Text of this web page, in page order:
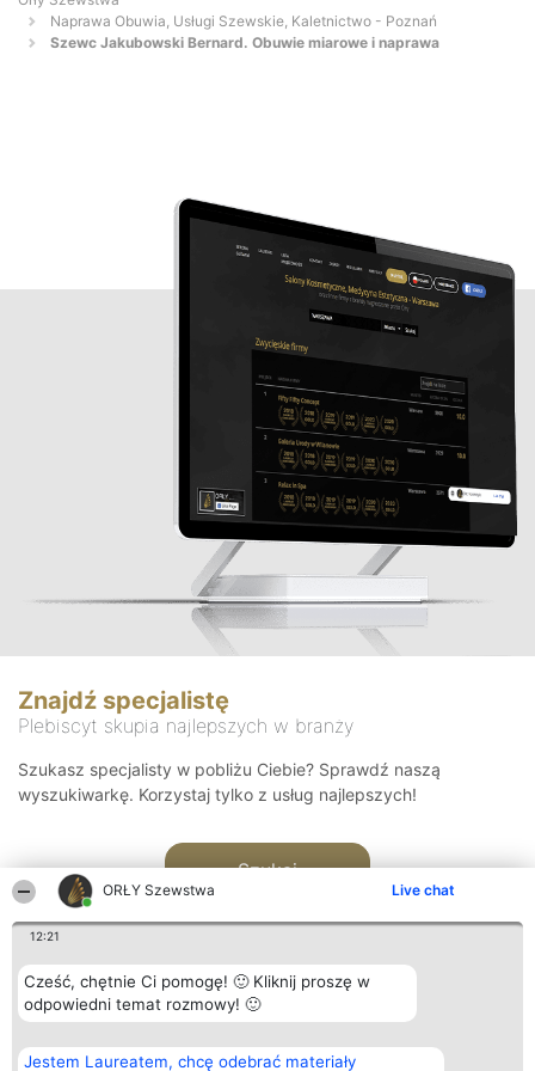
ORŁY Szewstwa Live chat
12:21
Cześć, chętnie Ci pomogę! 🙂 Kliknij proszę w
odpowiedni temat rozmowy! 🙂
Jestem Laureatem, chcę odebrać materiały
Naprawa Obuwia, Usługi Szewskie, Kaletnictwo - Poznań
Szewc Jakubowski Bernard. Obuwie miarowe i naprawa
Znajdź specjalistę
Plebiscyt skupia najlepszych w branży
Szukasz specjalisty w pobliżu Ciebie? Sprawdź naszą
wyszukiwarkę. Korzystaj tylko z usług najlepszych!
Szukaj
Organizator plebiscytu
Bright Side Solutions sp. z o.
Plebiscyt
Laureaci
Kontakt
Kontakt